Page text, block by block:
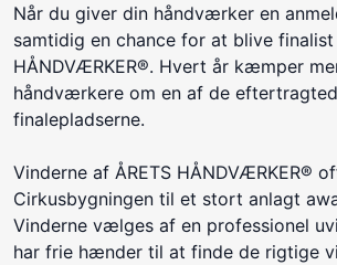
Når du giver din håndværker en
samtidig en chance for at blive finalist
HÅNDVÆRKER®. Hvert år kæmper
håndværkere om en af de
finalepladserne.
Vinderne af ÅRETS HÅNDVÆRKER®
Cirkusbygningen til et stort anlagt
Vinderne vælges af en professionel
har frie hænder til at finde de rigtige